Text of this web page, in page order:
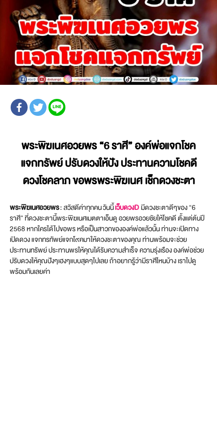
พระพิฆเนศอวยพร“6 ราศี” องค์พ่อแจกโชค
แจกทรัพย์ ปรับดวงให้ปัง ประทานความโชคดี
ดวงโชคลาภขอพรพระพิฆเนศเช็กดวงชะตา
พระพิฆเนศอวยพร: สวัสดีค่าทุกคน วันนี้เว็บดวงDมีดวงชะตาดีๆของ “6
ราศี” ที่ดวงชะตานี้พระพิฆเนศเมตตาเอ็นดู อวยพรอวยชัยให้โชคดี ตั้งแต่ต้นปี
2568 หากใครได้ไปขอพร หรือเป็นสาวกขององค์พ่อแล้วนั้น ท่านจะเปิดทาง
เปิดดวง แจกทรทัพย์แจกโ๙คมาให้ดวงชะตาของคุณ ท่านพร้อมจะช่วย
ประทานทรัพย์ ประทานพรให้คุณได้รับความสำเร็จ ความรุ่งเรือง องค์พ่อช่วย
ปรับดวงให้คุณปังๆเฮงๆแบบสุดๆไปเลย ถ้าอยากรู้ว่ามีราศีไหนบ้าง เราไปดู
พร้อมกันเลยค่า